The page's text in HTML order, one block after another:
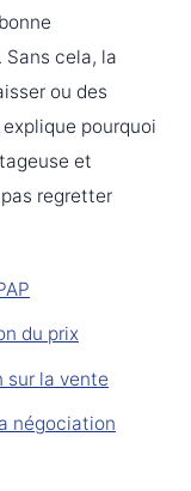
cela, la
ou des
pourquoi
et
regretter
du prix
sur la vente
négociation